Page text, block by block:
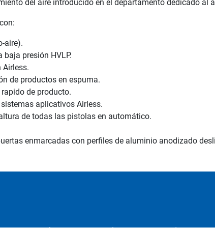
del aire introducido en el departamento dedicado al
aire).
presión HVLP.
Airless.
de productos en espuma.
de producto.
aplicativos Airless.
de todas las pistolas en automático.
enmarcadas con perfiles de aluminio anodizado